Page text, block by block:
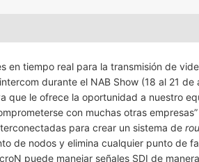
en tiempo real para la transmisión de
durante el NAB Show (18 al 21 de
que le ofrece la oportunidad a nuestro
con muchas otras
para crear un sistema de
de nodos y elimina cualquier punto de
puede manejar señales SDI de